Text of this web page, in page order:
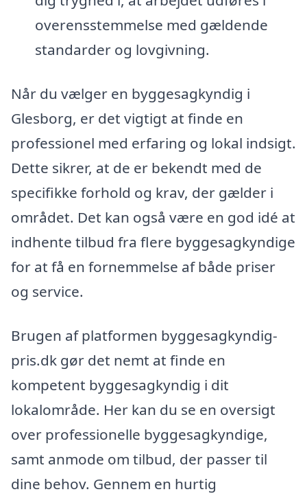
overensstemmelse med gældende
standarder og lovgivning.
Når du vælger en byggesagkyndig i
Glesborg, er det vigtigt at finde en
professionel med erfaring og lokal indsigt.
Dette sikrer, at de er bekendt med de
specifikke forhold og krav, der gælder i
området. Det kan også være en god idé at
indhente tilbud fra flere byggesagkyndige
for at få en fornemmelse af både priser
og service.
Brugen af platformen byggesagkyndig-
pris.dk gør det nemt at finde en
kompetent byggesagkyndig i dit
lokalområde. Her kan du se en oversigt
over professionelle byggesagkyndige,
samt anmode om tilbud, der passer til
dine behov. Gennem en hurtig